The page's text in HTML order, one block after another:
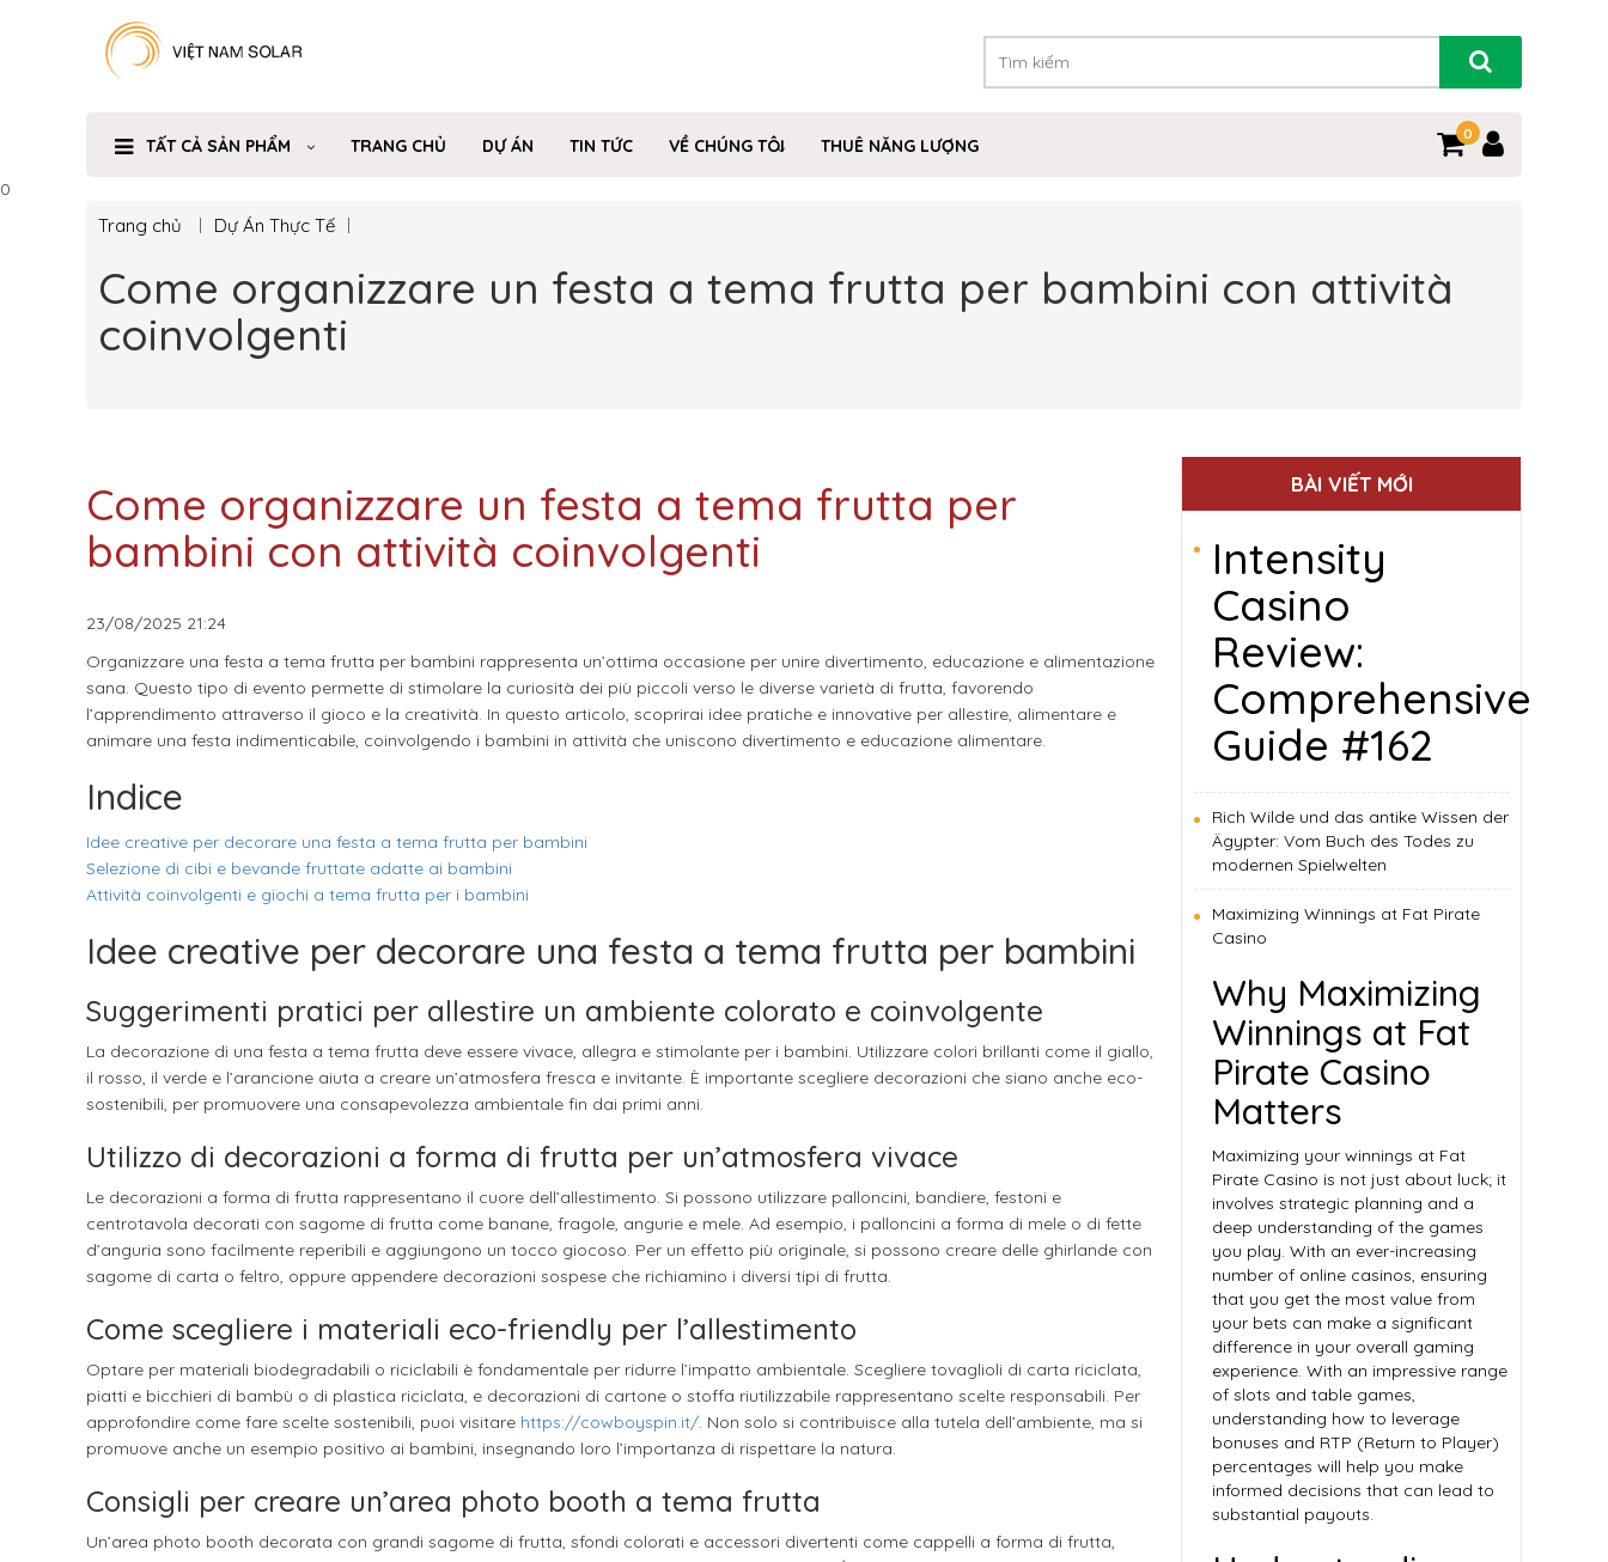
TẤT CẢ SẢN PHẨM TRANG CHỦ DỰ ÁN TIN TỨC VỀ CHÚNG TÔI THUÊ NĂNG LƯỢNG
0
0
Trang chủ Dự Án Thực Tế
Come organizzare un festa a tema frutta per bambini con attività
coinvolgenti
Come organizzare un festa a tema frutta per
bambini con attività coinvolgenti
23/08/2025 21:24
Organizzare una festa a tema frutta per bambini rappresenta un’ottima occasione per unire divertimento, educazione e alimentazione
sana. Questo tipo di evento permette di stimolare la curiosità dei più piccoli verso le diverse varietà di frutta, favorendo
l’apprendimento attraverso il gioco e la creatività. In questo articolo, scoprirai idee pratiche e innovative per allestire, alimentare e
animare una festa indimenticabile, coinvolgendo i bambini in attività che uniscono divertimento e educazione alimentare.
Indice
Idee creative per decorare una festa a tema frutta per bambini
Selezione di cibi e bevande fruttate adatte ai bambini
Attività coinvolgenti e giochi a tema frutta per i bambini
Idee creative per decorare una festa a tema frutta per bambini
Suggerimenti pratici per allestire un ambiente colorato e coinvolgente
La decorazione di una festa a tema frutta deve essere vivace, allegra e stimolante per i bambini. Utilizzare colori brillanti come il giallo,
il rosso, il verde e l’arancione aiuta a creare un’atmosfera fresca e invitante. È importante scegliere decorazioni che siano anche eco-
sostenibili, per promuovere una consapevolezza ambientale fin dai primi anni.
Utilizzo di decorazioni a forma di frutta per un’atmosfera vivace
Le decorazioni a forma di frutta rappresentano il cuore dell’allestimento. Si possono utilizzare palloncini, bandiere, festoni e
centrotavola decorati con sagome di frutta come banane, fragole, angurie e mele. Ad esempio, i palloncini a forma di mele o di fette
d’anguria sono facilmente reperibili e aggiungono un tocco giocoso. Per un effetto più originale, si possono creare delle ghirlande con
sagome di carta o feltro, oppure appendere decorazioni sospese che richiamino i diversi tipi di frutta.
Come scegliere i materiali eco-friendly per l’allestimento
Optare per materiali biodegradabili o riciclabili è fondamentale per ridurre l’impatto ambientale. Scegliere tovaglioli di carta riciclata,
piatti e bicchieri di bambù o di plastica riciclata, e decorazioni di cartone o stoffa riutilizzabile rappresentano scelte responsabili. Per
approfondire come fare scelte sostenibili, puoi visitare https://cowboyspin.it/. Non solo si contribuisce alla tutela dell’ambiente, ma si
promuove anche un esempio positivo ai bambini, insegnando loro l’importanza di rispettare la natura.
Consigli per creare un’area photo booth a tema frutta
Un’area photo booth decorata con grandi sagome di frutta, sfondi colorati e accessori divertenti come cappelli a forma di frutta,
BÀI VIẾT MỚI
Intensity
Casino
Review:
Comprehensive
Guide #162
Rich Wilde und das antike Wissen der
Ägypter: Vom Buch des Todes zu
modernen Spielwelten
Maximizing Winnings at Fat Pirate
Casino
Why Maximizing
Winnings at Fat
Pirate Casino
Matters
Maximizing your winnings at Fat
Pirate Casino is not just about luck; it
involves strategic planning and a
deep understanding of the games
you play. With an ever-increasing
number of online casinos, ensuring
that you get the most value from
your bets can make a significant
difference in your overall gaming
experience. With an impressive range
of slots and table games,
understanding how to leverage
bonuses and RTP (Return to Player)
percentages will help you make
informed decisions that can lead to
substantial payouts.